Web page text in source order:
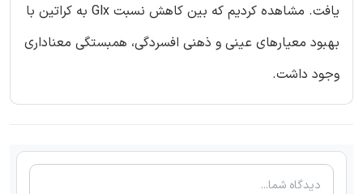
یافت. مشاهده کردیم که بین کاهش نسبت Glx به کراتین با
بهبود معیارهای عینی و ذهنی افسردگی، همبستگی معناداری
وجود داشت.